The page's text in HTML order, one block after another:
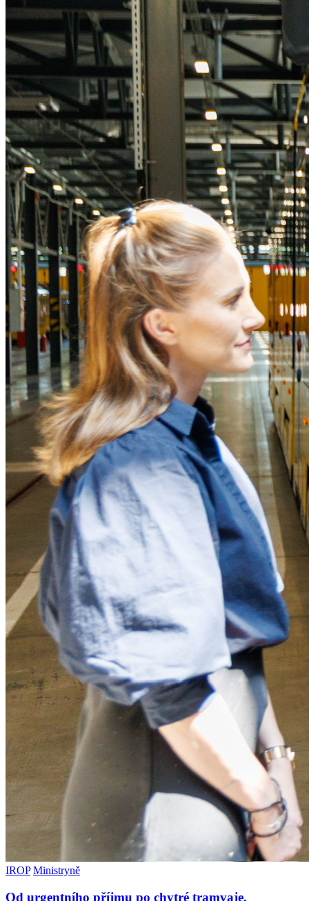
IROP Ministryně
Od urgentního příjmu po chytré tramvaje.